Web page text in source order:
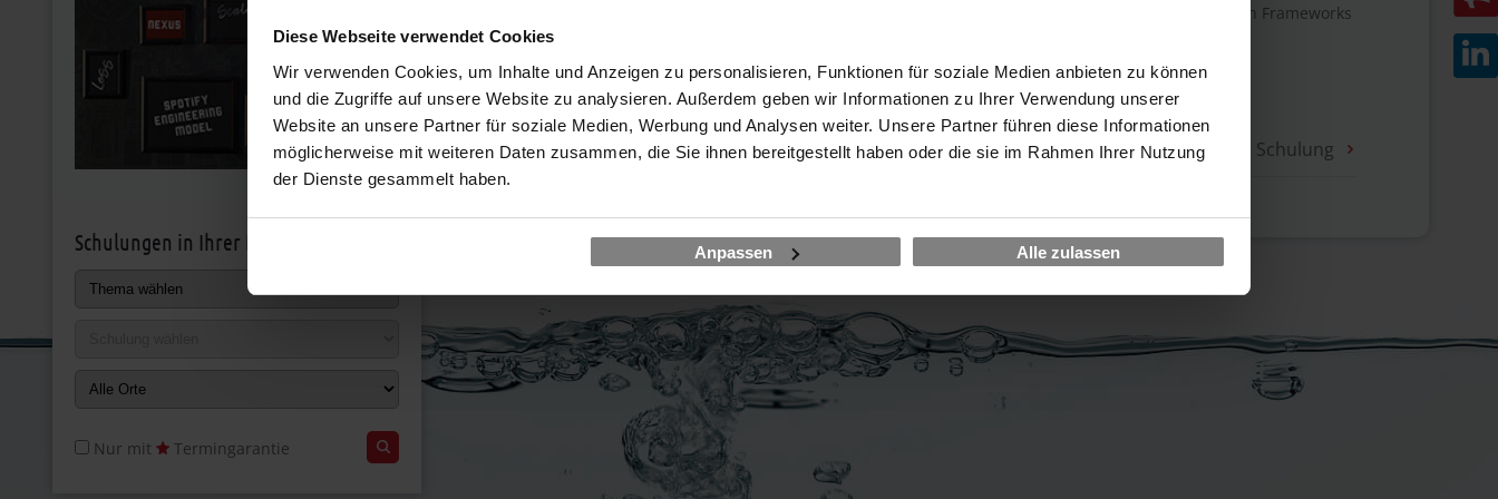
Diese Webseite verwendet Cookies
Wir verwenden Cookies, um Inhalte und Anzeigen zu personalisieren, Funktionen für soziale Medien anbieten zu können
und die Zugriffe auf unsere Website zu analysieren. Außerdem geben wir Informationen zu Ihrer Verwendung unserer
Website an unsere Partner für soziale Medien, Werbung und Analysen weiter. Unsere Partner führen diese Informationen
möglicherweise mit weiteren Daten zusammen, die Sie ihnen bereitgestellt haben oder die sie im Rahmen Ihrer Nutzung
der Dienste gesammelt haben.
Anpassen Alle zulassen
In diesem Training erhalten Sie den Überblick für den Durchblick, der am meisten verbreiteten agilen Frameworks
und bereiten sich optimal auf die Zertifizierung "Scaled Professional Scrum" der scrum.org vor.
Agile Scaling Frameworks incl. Nexus (SPS)
Inhouse
Preis auf Anfrage Zur Schulung
Schulungen in Ihrer Nähe
Nur mit Termingarantie